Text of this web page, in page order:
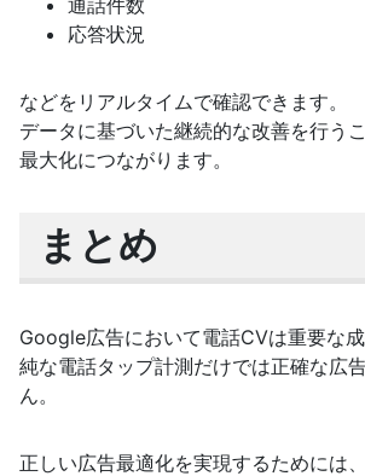
応答状況
などをリアルタイムで確認できます。
データに基づいた継続的な改善を行う
最大化につながります。
まとめ
Google広告において電話CVは重要な
純な電話タップ計測だけでは正確な広
ん。
正しい広告最適化を実現するためには、